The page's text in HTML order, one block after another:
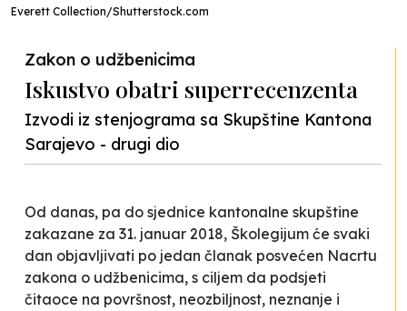
Everett Collection/Shutterstock.com
Zakon o udžbenicima
Iskustvo obatri superrecenzenta
Izvodi iz stenjograma sa Skupštine Kantona
Sarajevo - drugi dio
Od danas, pa do sjednice kantonalne skupštine
zakazane za 31. januar 2018, Školegijum će svaki
dan objavljivati po jedan članak posvećen Nacrtu
zakona o udžbenicima, s ciljem da podsjeti
čitaoce na površnost, neozbiljnost, neznanje i